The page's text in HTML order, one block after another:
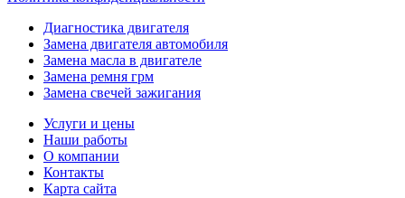
Диагностика двигателя
Замена двигателя автомобиля
Замена масла в двигателе
Замена ремня грм
Замена свечей зажигания
Услуги и цены
Наши работы
О компании
Контакты
Карта сайта